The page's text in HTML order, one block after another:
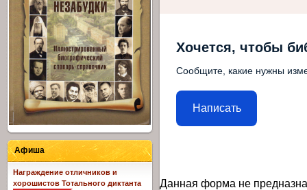
Хочется, чтобы
Сообщите, какие нужны
Написать
Данная форма не
Афиша
Награждение отличников и
хорошистов Тотального диктанта